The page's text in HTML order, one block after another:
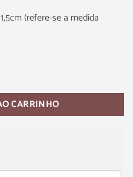
(refere-se a medida
CARRINHO